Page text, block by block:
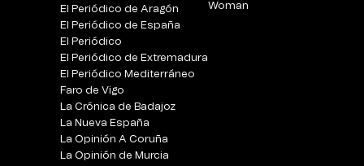
El Periódico de Aragón
El Periódico de España
El Periódico
El Periódico de Extremadura
El Periódico Mediterráneo
Faro de Vigo
La Crónica de Badajoz
La Nueva España
La Opinión A Coruña
La Opinión de Murcia
Woman